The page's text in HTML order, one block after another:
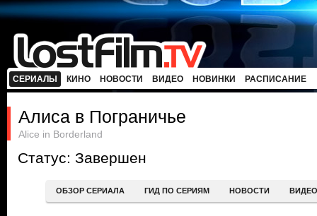
СЕРИАЛЫ КИНО НОВОСТИ ВИДЕО НОВИНКИ РАСПИСАНИЕ
Алиса в Пограничье
Alice in Borderland
Статус: Завершен
ОБЗОР СЕРИАЛА ГИД ПО СЕРИЯМ НОВОСТИ ВИДЕО